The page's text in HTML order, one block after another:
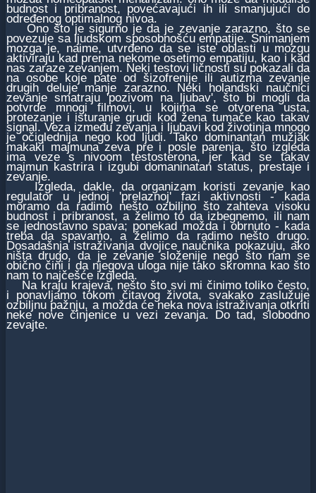
budnost i pribranost, povećavajući ih ili smanjujući do
određenog optimalnog nivoa.
Ono što je sigurno je da je zevanje zarazno, što se
povezuje sa ljudskom sposobnošću empatije. Snimanjem
mozga je, naime, utvrđeno da se iste oblasti u mozgu
aktiviraju kad prema nekome osetimo empatiju, kao i kad
nas zaraze zevanjem. Neki testovi ličnosti su pokazali da
na osobe koje pate od šizofrenije ili autizma zevanje
drugih deluje manje zarazno. Neki holandski naučnici
zevanje smatraju 'pozivom na ljubav', što bi mogli da
potvrde mnogi filmovi, u kojima se otvorena usta,
protezanje i isturanje grudi kod žena tumače kao takav
signal. Veza između zevanja i ljubavi kod životinja mnogo
je očiglednija nego kod ljudi. Tako dominantan mužjak
makaki majmuna zeva pre i posle parenja, što izgleda
ima veze s nivoom testosterona, jer kad se takav
majmun kastrira i izgubi domaninatan status, prestaje i
zevanje.
Izgleda, dakle, da organizam koristi zevanje kao
regulator u jednoj 'prelaznoj' fazi aktivnosti - kada
moramo da radimo nešto ozbiljno što zahteva visoku
budnost i pribranost, a želimo to da izbegnemo, ili nam
se jednostavno spava; ponekad možda i obrnuto - kada
treba da spavamo, a želimo da radimo nešto drugo.
Dosadašnja istraživanja dvojice naučnika pokazuju, ako
ništa drugo, da je zevanje složenije nego što nam se
obično čini i da njegova uloga nije tako skromna kao što
nam to najčešće izgleda.
Na kraju krajeva, nešto što svi mi činimo toliko često,
i ponavljamo tokom čitavog života, svakako zaslužuje
ozbiljnu pažnju, a možda će neka nova istraživanja otkriti
neke nove činjenice u vezi zevanja. Do tad, slobodno
zevajte.